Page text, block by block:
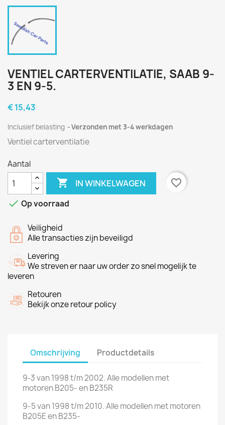
VENTIEL CARTERVENTILATIE, SAAB 9-
3 EN 9-5.
€ 15,43
Inclusief belasting Verzonden met 3-4 werkdagen
Ventiel carterventilatie
Aantal
 IN WINKELWAGEN
favorite_border
 Op voorraad
Veiligheid
Alle transacties zijn beveiligd
Levering
We streven er naar uw order zo snel mogelijk te
leveren
Retouren
Bekijk onze retour policy
Omschrijving Productdetails
9-3 van 1998 t/m 2002. Alle modellen met
motoren B205- en B235R
9-5 van 1998 t/m 2010. Alle modellen met motoren
B205E en B235-